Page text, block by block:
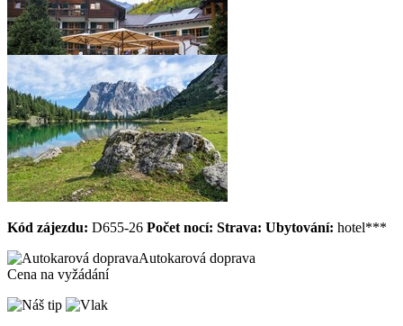
Kód zájezdu: D655-26 Počet nocí: Strava: Ubytování: hotel***
Autokarová doprava
Cena na vyžádání